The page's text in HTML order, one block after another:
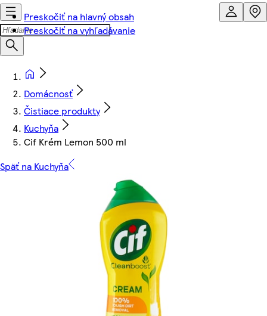
Preskočiť na hlavný obsah
Preskočiť na vyhľadávanie
Domácnosť
Čistiace produkty
Kuchyňa
Cif Krém Lemon 500 ml
Späť na Kuchyňa